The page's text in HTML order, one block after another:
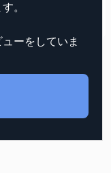
。
ーをしていま